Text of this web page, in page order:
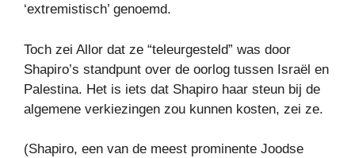
‘extremistisch’ genoemd.
Toch zei Allor dat ze “teleurgesteld” was door
Shapiro’s standpunt over de oorlog tussen Israël en
Palestina. Het is iets dat Shapiro haar steun bij de
algemene verkiezingen zou kunnen kosten, zei ze.
(Shapiro, een van de meest prominente Joodse